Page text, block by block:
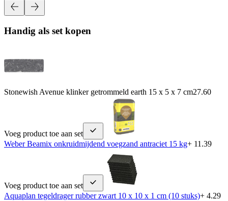
Handig als set kopen
Stonewish Avenue klinker getrommeld earth 15 x 5 x 7 cm27.60
Voeg product toe aan set
Weber Beamix onkruidmijdend voegzand antraciet 15 kg+ 11.39
Voeg product toe aan set
Aquaplan tegeldrager rubber zwart 10 x 10 x 1 cm (10 stuks)+ 4.29